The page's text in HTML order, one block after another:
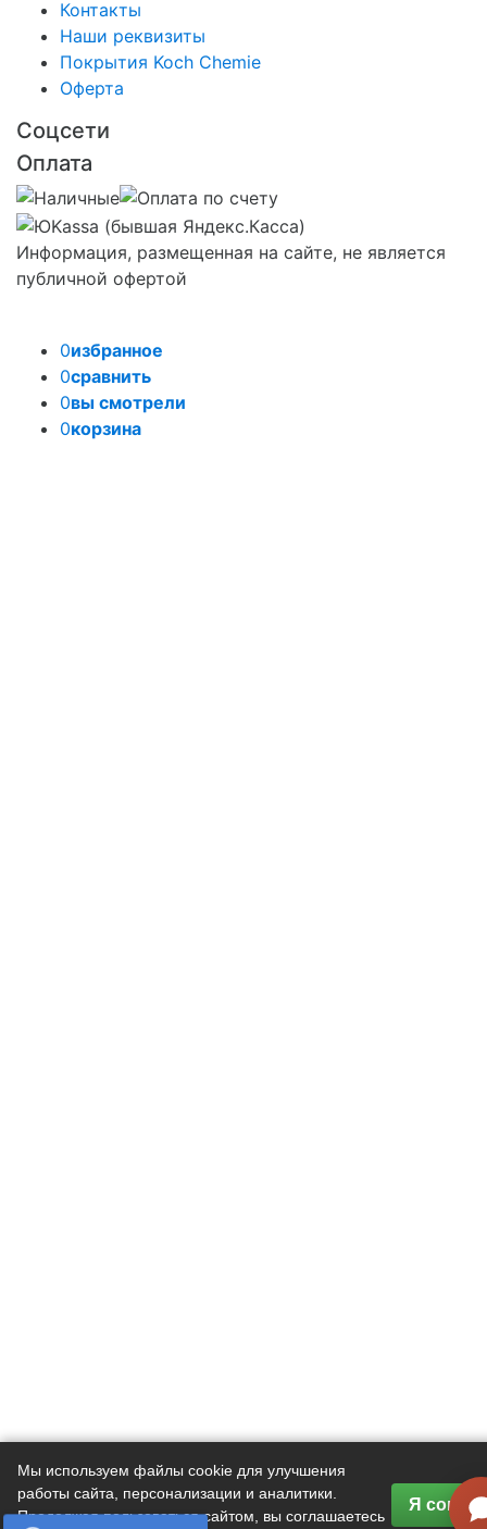
Контакты
Наши реквизиты
Покрытия Koch Chemie
Оферта
Соцсети
Оплата
Информация, размещенная на сайте, не является
публичной офертой
Мы используем файлы cookie для улучшения
работы сайта, персонализации и аналитики.
Продолжая пользоваться сайтом, вы соглашаетесь
Я
0избранное
0сравнить
0вы смотрели
0корзина
Задать вопрос